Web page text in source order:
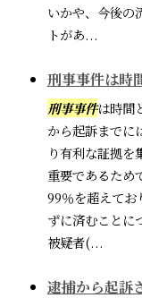
いかや、今後の
トがあ...
刑事事件は時
刑事事件は時間
から起訴までに
り有利な証拠
重要であるため
99％を超えてお
ずに済むことに
被疑者(...
逮捕から起訴